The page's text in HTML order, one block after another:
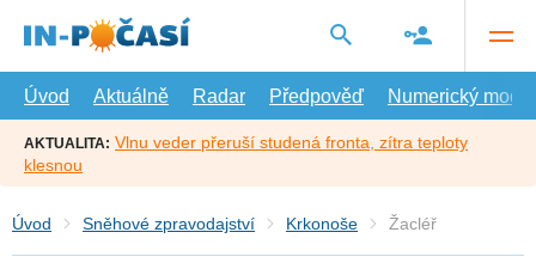
hlavní
Úvod
Aktuálně Radar Předpověď Numerický model
AKTUALITA: Vlnu veder přeruší studená fronta, zítra teploty
klesnou
Úvod Sněhové zpravodajství Krkonoše Žacléř